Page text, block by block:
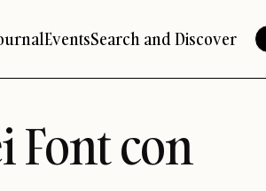
EventsSearch and Discover
Font con